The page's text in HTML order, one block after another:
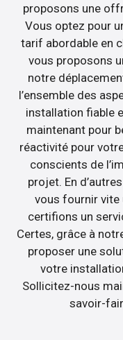
proposons une
Vous optez pour
tarif abordable en
vous proposons
notre
l’ensemble des
installation fiable
maintenant pour
réactivité pour
conscients de
projet. En
vous fournir vite
certifions un
Certes, grâce à
proposer une
votre
Sollicitez-nous
savoir-